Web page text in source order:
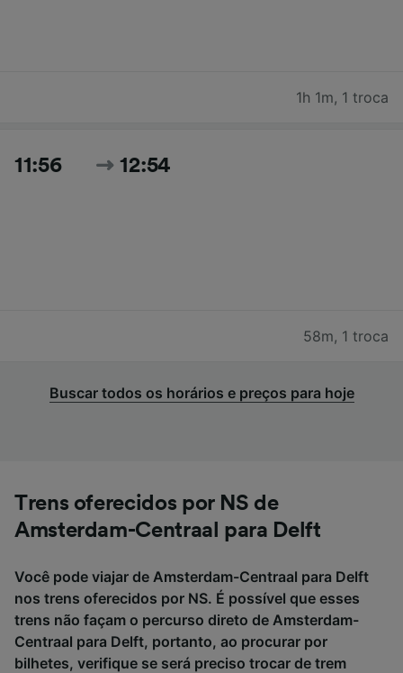
1h 1m, 1 troca
11:56 12:54
58m, 1 troca
Buscar todos os horários e preços para hoje
Trens oferecidos por NS de
Amsterdam-Centraal para Delft
Você pode viajar de Amsterdam-Centraal para Delft
nos trens oferecidos por NS. É possível que esses
trens não façam o percurso direto de Amsterdam-
Centraal para Delft, portanto, ao procurar por
bilhetes, verifique se será preciso trocar de trem